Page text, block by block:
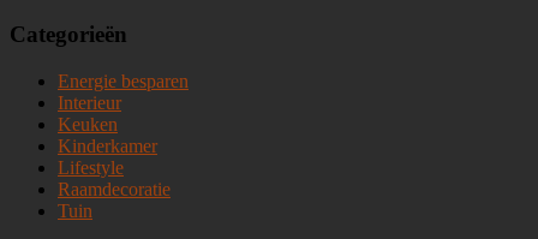
Categorieën
Energie besparen
Interieur
Keuken
Kinderkamer
Lifestyle
Raamdecoratie
Tuin